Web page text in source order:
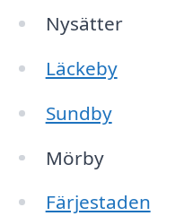
Nysätter
Läckeby
Sundby
Mörby
Färjestaden